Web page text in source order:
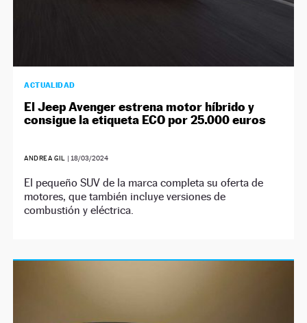
ACTUALIDAD
El Jeep Avenger estrena motor híbrido y
consigue la etiqueta ECO por 25.000 euros
ANDREA GIL | 18/03/2024
El pequeño SUV de la marca completa su oferta de
motores, que también incluye versiones de
combustión y eléctrica.